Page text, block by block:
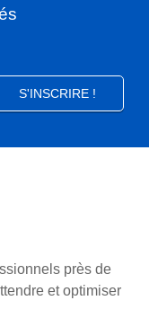
S'INSCRIRE !
près de
et optimiser